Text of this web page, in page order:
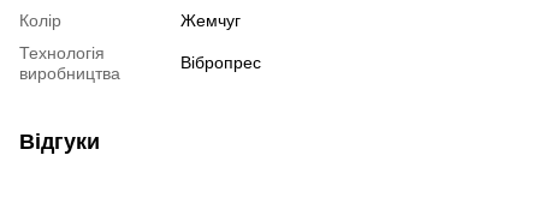
Колір
Жемчуг
Технологія
виробництва
Вібропрес
Відгуки